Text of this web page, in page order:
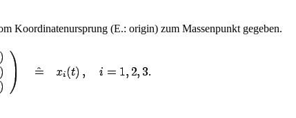
Koordinatenursprung (E.: origin) zum Massenpunkt gegeben.